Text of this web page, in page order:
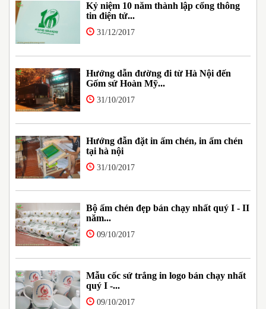
Kỷ niệm 10 năm thành lập cổng thông
tin điện tử...
31/12/2017
Hướng dẫn đường đi từ Hà Nội đến
Gốm sứ Hoàn Mỹ...
31/10/2017
Hướng đẫn đặt in ấm chén, in ấm chén
tại hà nội
31/10/2017
Bộ ấm chén đẹp bán chạy nhất quý I - II
năm...
09/10/2017
Mẫu cốc sứ trắng in logo bán chạy nhất
quý I -...
09/10/2017